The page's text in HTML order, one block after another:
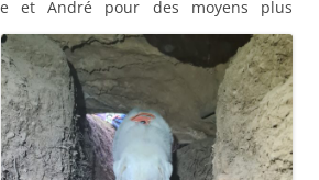
et André pour des moyens plus